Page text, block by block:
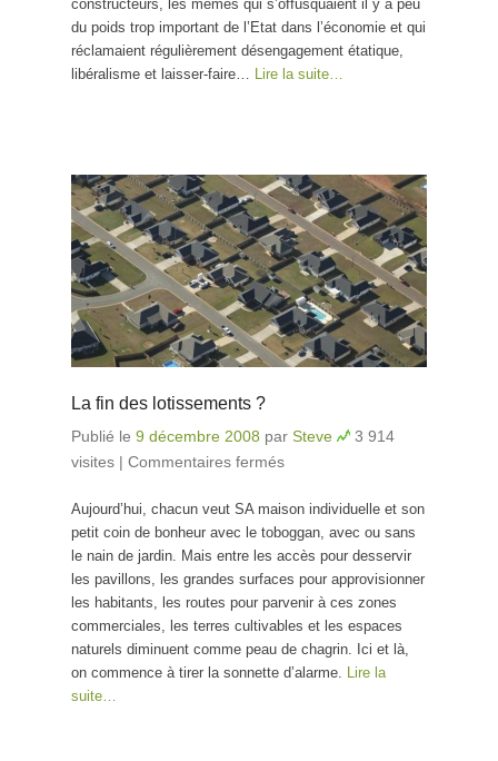
constructeurs, les mêmes qui s’offusquaient il y a peu
du poids trop important de l’Etat dans l’économie et qui
réclamaient régulièrement désengagement étatique,
libéralisme et laisser-faire… Lire la suite…
La fin des lotissements ?
Publié le 9 décembre 2008 par Steve
3 914
visites | Commentaires fermés
Aujourd’hui, chacun veut SA maison individuelle et son
petit coin de bonheur avec le toboggan, avec ou sans
le nain de jardin. Mais entre les accès pour desservir
les pavillons, les grandes surfaces pour approvisionner
les habitants, les routes pour parvenir à ces zones
commerciales, les terres cultivables et les espaces
naturels diminuent comme peau de chagrin. Ici et là,
on commence à tirer la sonnette d’alarme.
Lire la
suite…